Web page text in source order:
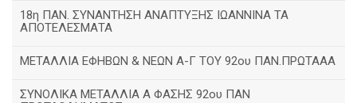
18η ΠΑΝ. ΣΥΝΑΝΤΗΣΗ ΑΝΑΠΤΥΞΗΣ ΙΩΑΝΝΙΝΑ ΤΑ
ΑΠΟΤΕΛΕΣΜΑΤΑ
ΜΕΤΑΛΛΙΑ ΕΦΗΒΩΝ & ΝΕΩΝ Α-Γ ΤΟΥ 92ου ΠΑΝ.ΠΡΩΤΑΑΑ
ΣΥΝΟΛΙΚΑ ΜΕΤΑΛΛΙΑ Α ΦΑΣΗΣ 92ου ΠΑΝ